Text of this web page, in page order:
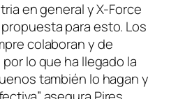
en general y X-Force
para esto. Los
colaboran y de
lo que ha llegado la
también lo hagan y